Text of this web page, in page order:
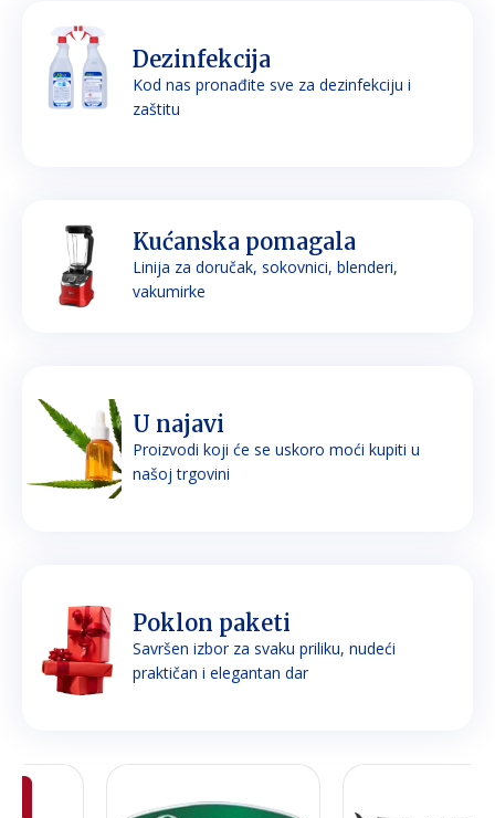
Dezinfekcija
Kod nas pronađite sve za dezinfekciju i
zaštitu
Kućanska pomagala
Linija za doručak, sokovnici, blenderi,
vakumirke
U najavi
Proizvodi koji će se uskoro moći kupiti u
našoj trgovini
Poklon paketi
Savršen izbor za svaku priliku, nudeći
praktičan i elegantan dar